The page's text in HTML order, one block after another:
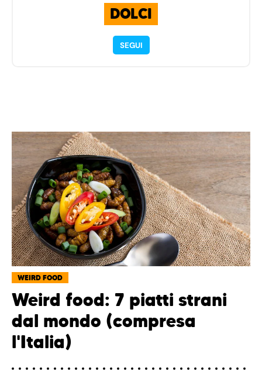
DOLCI
SEGUI
WEIRD FOOD
Weird food: 7 piatti strani
dal mondo (compresa
l'Italia)